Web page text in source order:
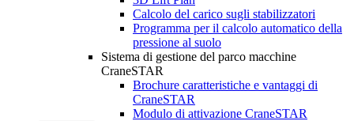
Calcolo del carico sugli stabilizzatori
Programma per il calcolo automatico della
pressione al suolo
Sistema di gestione del parco macchine
CraneSTAR
Brochure caratteristiche e vantaggi di
CraneSTAR
Modulo di attivazione CraneSTAR